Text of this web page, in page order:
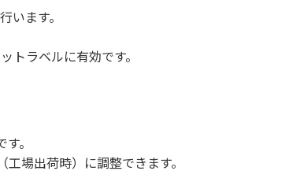
います。
トラベルに有効です。
。
場出荷時）に調整できます。